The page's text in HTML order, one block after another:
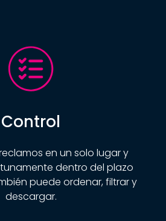
Control
en un solo lugar y
dentro del plazo
puede ordenar, filtrar y
descargar.